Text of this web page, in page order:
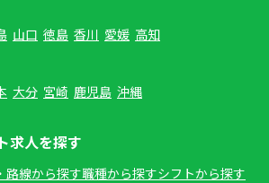
山口 徳島 香川 愛媛 高知
大分 宮崎 鹿児島 沖縄
求人を探す
路線から探す職種から探すシフトから探す